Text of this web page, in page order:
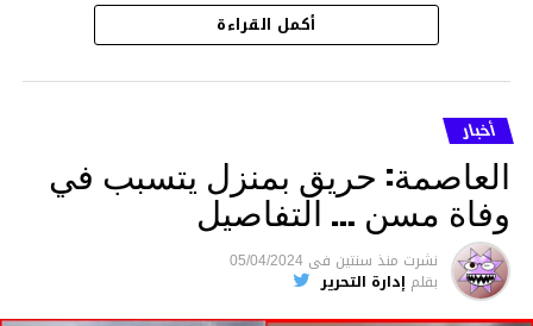
هذا وقد تمكن أعوان مركز الأمن الوطني بحي
هلال في توقيت قياسي من محاصرة المشتبه به
والقبض عليه وإحالته على التحقيق في خصوص
ما نُسبه إليه.
متابعة
قسم الاخبار
أكمل القراءة
أخبار
العاصمة: حريق بمنزل يتسبب في
وفاة مسن … التفاصيل
نشرت منذ سنتين فى 05/04/2024
بقلم إدارة التحرير